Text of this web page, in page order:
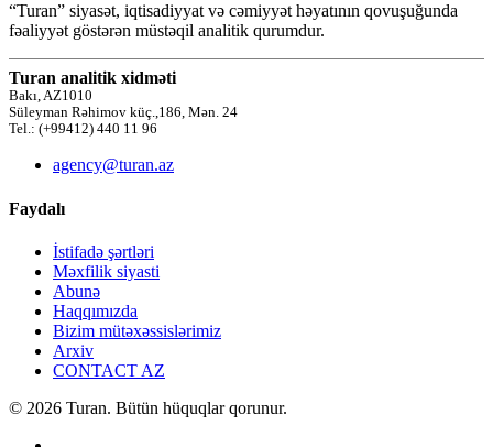
“Turan” siyasət, iqtisadiyyat və cəmiyyət həyatının qovuşuğunda
fəaliyyət göstərən müstəqil analitik qurumdur.
Turan analitik xidməti
Bakı, AZ1010
Süleyman Rəhimov küç.,186, Mən. 24
Tel.: (+99412) 440 11 96
agency@turan.az
Faydalı
İstifadə şərtləri
Məxfilik siyasti
Abunə
Haqqımızda
Bizim mütəxəssislərimiz
Arxiv
CONTACT AZ
© 2026 Turan. Bütün hüquqlar qorunur.